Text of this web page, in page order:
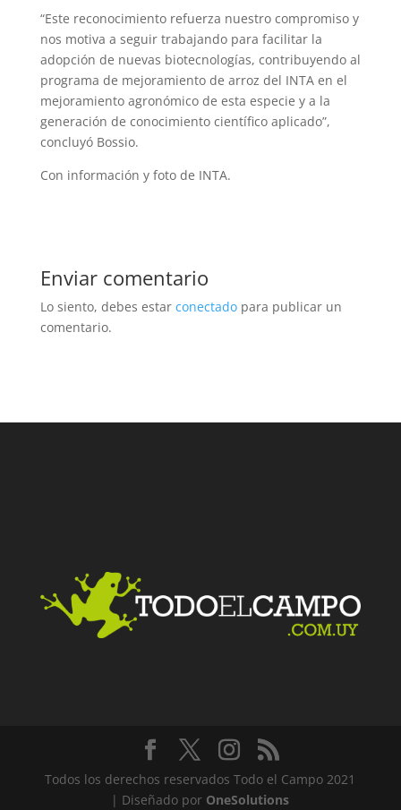
“Este reconocimiento refuerza nuestro compromiso y
nos motiva a seguir trabajando para facilitar la
adopción de nuevas biotecnologías, contribuyendo al
programa de mejoramiento de arroz del INTA en el
mejoramiento agronómico de esta especie y a la
generación de conocimiento científico aplicado”,
concluyó Bossio.
Con información y foto de INTA.
Enviar comentario
Lo siento, debes estar conectadopara publicar un
comentario.
Todos los derechos reservados Todo el Campo 2021
| Diseñado por OneSolutions
Facebook